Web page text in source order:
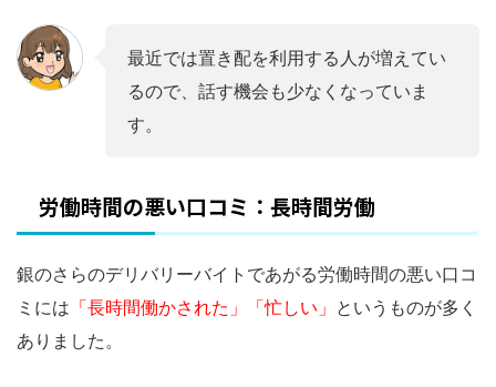
最近では置き配を利用する人が増えてい
るので、話す機会も少なくなっていま
す。
労働時間の悪い口コミ：長時間労働
銀のさらのデリバリーバイトであがる労働時間の悪い口コ
ミには 「長時間働かされた」「忙しい」 というものが多く
ありました。